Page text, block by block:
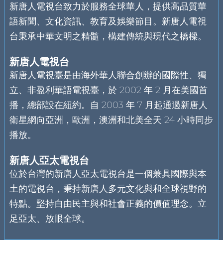
新唐人電視台致力於服務全球華人，提供高品質華
語新聞、文化資訊、教育及娛樂節目。新唐人電視
台秉承中華文明之精髓，構建傳統與現代之橋樑。
新唐人電視台
新唐人電視臺是由海外華人聯合創辦的國際性、獨
立、非盈利華語電視臺，於 2002 年 2 月在美國首
播，總部設在紐約。自 2003 年 7 月起通過新唐人
衛星網向亞洲，歐洲，澳洲和北美全天 24 小時同步
播放。
新唐人亞太電視台
位於台灣的新唐人亞太電視台是一個兼具國際與本
土的電視台，秉持新唐人多元文化與和全球視野的
特點。堅持自由民主與和社會正義的價值理念。立
足亞太、放眼全球。